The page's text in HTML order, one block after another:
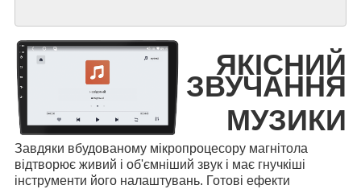
ЯКІСНИЙ
ЗВУЧАННЯ
МУЗИКИ
Завдяки вбудованому мікропроцесору магнітола
відтворює живий і об'ємніший звук і має гнучкіші
інструменти його налаштувань. Готові ефекти